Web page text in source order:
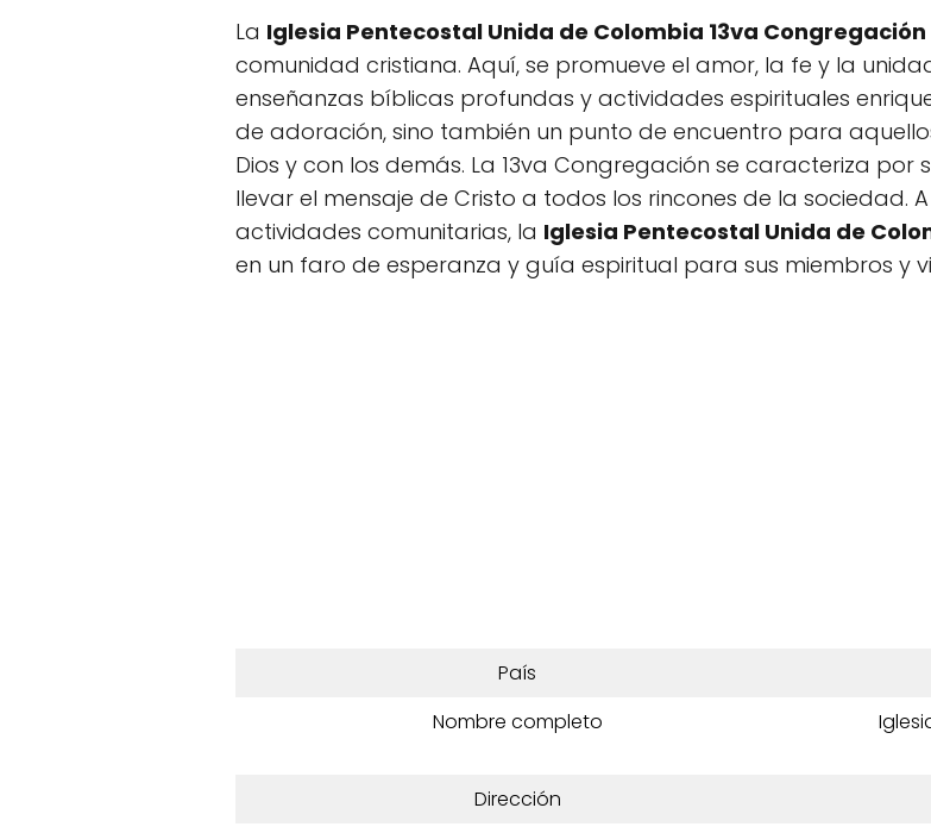
La Iglesia Pentecostal Unida de Colombia 13va Congregación
comunidad cristiana. Aquí, se promueve el amor, la fe y la
enseñanzas bíblicas profundas y actividades espirituales
de adoración, sino también un punto de encuentro para
Dios y con los demás. La 13va Congregación se caracteriza por
llevar el mensaje de Cristo a todos los rincones de la sociedad.
actividades comunitarias, la Iglesia Pentecostal Unida de
en un faro de esperanza y guía espiritual para sus miembros y
País
Nombre completo
Dirección